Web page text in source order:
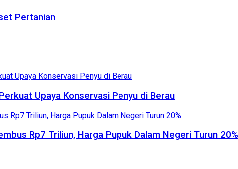
Pertanian
Upaya Konservasi Penyu di Berau
Rp7 Triliun, Harga Pupuk Dalam Negeri Turun 20%